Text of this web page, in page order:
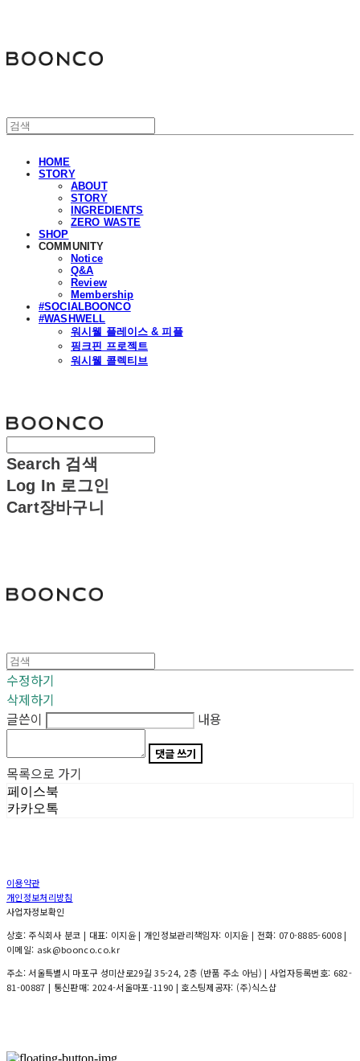
HOME
STORY
ABOUT
STORY
INGREDIENTS
ZERO WASTE
SHOP
COMMUNITY
Notice
Q&A
Review
Membership
#SOCIALBOONCO
#WASHWELL
워시웰 플레이스 & 피플
핑크핀 프로젝트
워시웰 콜렉티브
Search 검색
Log In 로그인
Cart장바구니
수정하기
삭제하기
글쓴이
내용
댓글 쓰기
목록으로 가기
페이스북
카카오톡
이용약관
개인정보처리방침
사업자정보확인
상호: 주식회사 분코 | 대표: 이지윤 | 개인정보관리책임자: 이지윤 | 전화: 070-8885-6008 |
이메일: ask@boonco.co.kr
주소: 서울특별시 마포구 성미산로29길 35-24, 2층 (반품 주소 아님) | 사업자등록번호: 682-
81-00887 | 통신판매: 2024-서울마포-1190 | 호스팅제공자: (주)식스샵